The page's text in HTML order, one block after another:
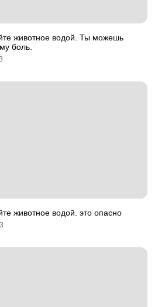
животное водой. Ты можешь
боль.
животное водой. это опасно